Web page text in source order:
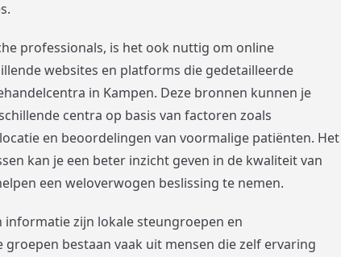
professionals, is het ook nuttig om online
websites en platforms die gedetailleerde
in Kampen. Deze bronnen kunnen je
centra op basis van factoren zoals
en beoordelingen van voormalige patiënten. Het
kan je een beter inzicht geven in de kwaliteit van
een weloverwogen beslissing te nemen.
informatie zijn lokale steungroepen en
groepen bestaan vaak uit mensen die zelf ervaring